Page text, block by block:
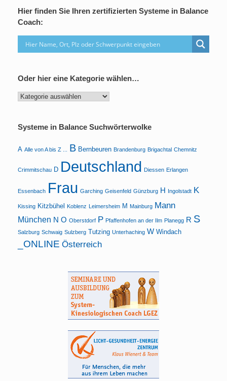
Hier finden Sie Ihren zertifizierten Systeme in Balance
Coach:
Oder hier eine Kategorie wählen…
Oder
Kategorie
Systeme in Balance Suchwörterwolke
A Alle von A bis Z ... B Bernbeuren Brandenburg Brigachtal Chemnitz
Crimmitschau D Deutschland Diessen Erlangen
Essenbach Frau Garching Geisenfeld Günzburg H Ingolstadt K
Kissing Kitzbühel Koblenz Leimersheim M Mainburg Mann
München N O Oberstdorf P Pfaffenhofen an der Ilm Planegg R S
Salzburg Schwaig Sulzberg Tutzing Unterhaching W Windach
_ONLINE Österreich